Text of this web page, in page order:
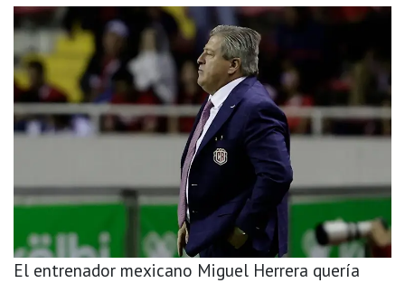
El entrenador mexicano Miguel Herrera quería